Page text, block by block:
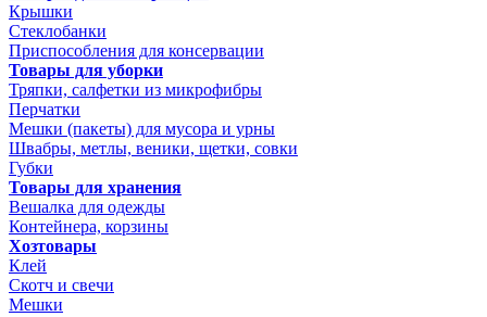
Крышки
Стеклобанки
Приспособления для консервации
Товары для уборки
Тряпки, салфетки из микрофибры
Перчатки
Мешки (пакеты) для мусора и урны
Швабры, метлы, веники, щетки, совки
Губки
Товары для хранения
Вешалка для одежды
Контейнера, корзины
Хозтовары
Клей
Скотч и свечи
Мешки